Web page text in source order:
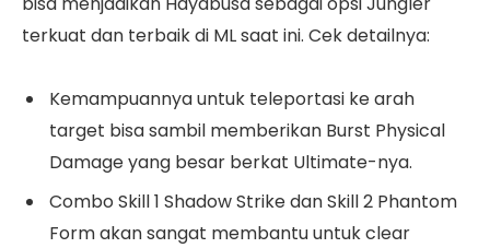
terkuat dan terbaik di ML saat ini. Cek detailnya:
Kemampuannya untuk teleportasi ke arah
target bisa sambil memberikan Burst Physical
Damage yang besar berkat Ultimate-nya.
Combo Skill 1 Shadow Strike dan Skill 2 Phantom
Form akan sangat membantu untuk clear